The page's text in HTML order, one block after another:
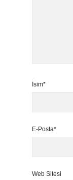
İsim*
E-Posta*
Web Sitesi